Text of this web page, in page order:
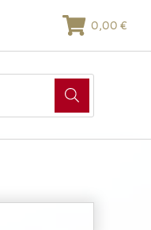
0,00 €